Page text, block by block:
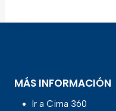
MÁS INFORMACIÓN
Ir a Cima 360